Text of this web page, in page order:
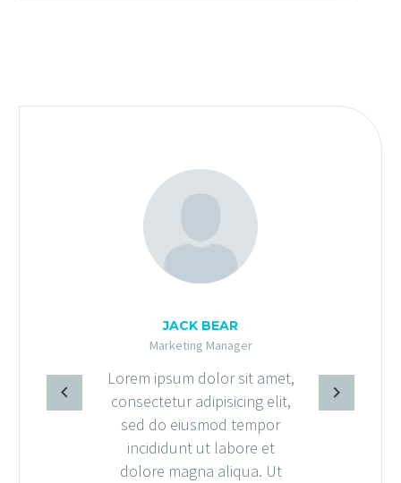
JACK BEAR
Marketing Manager
Lorem ipsum dolor sit amet,
consectetur adipisicing elit,
sed do eiusmod tempor
incididunt ut labore et
dolore magna aliqua. Ut